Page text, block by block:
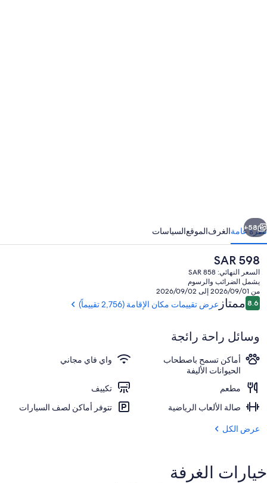
المنطقة المحيطة بالمنشأة
التالي
58+
نظرة عامةالغرفالموقعالسياسات
السعر
الحالي
هو
SAR
598
SAR 598
السعر النهائي: SAR 858
يشمل الضرائب والرسوم
من 2026/09/01 إلى 2026/09/02
التقييمات
8.68.6 من 10ممتاز عرض تقييمات مكان الإقامة (2,756 تقييماً)
وسائل راحة رائجة
أماكن تسمح باصطحاب
الحيوانات الأليفة
واي فاي مجاني
مطعم
تكييف
صالة الألعاب الرياضية
تتوفر أماكن لصف السيارات
عرض الكل
خيارات الغرفة